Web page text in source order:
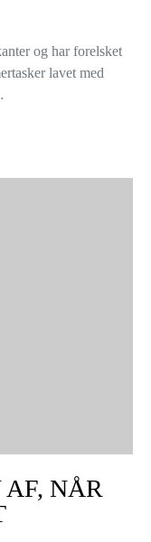
og har forelsket
lavet med
NÅR